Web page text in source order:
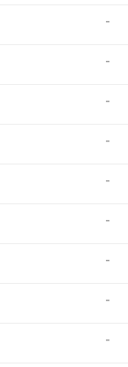
-
-
-
-
-
-
-
-
-